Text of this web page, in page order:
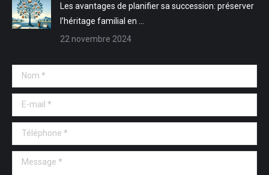
Les avantages de planifier sa succession: préserver
l’héritage familial en …
22 novembre 2024
Nom *
E-mail *
Téléphone *
Message *